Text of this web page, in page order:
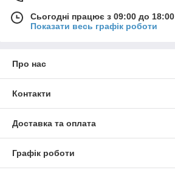
Сьогодні працює з 09:00 до 18:00
Показати весь графік роботи
Про нас
Контакти
Доставка та оплата
Графік роботи